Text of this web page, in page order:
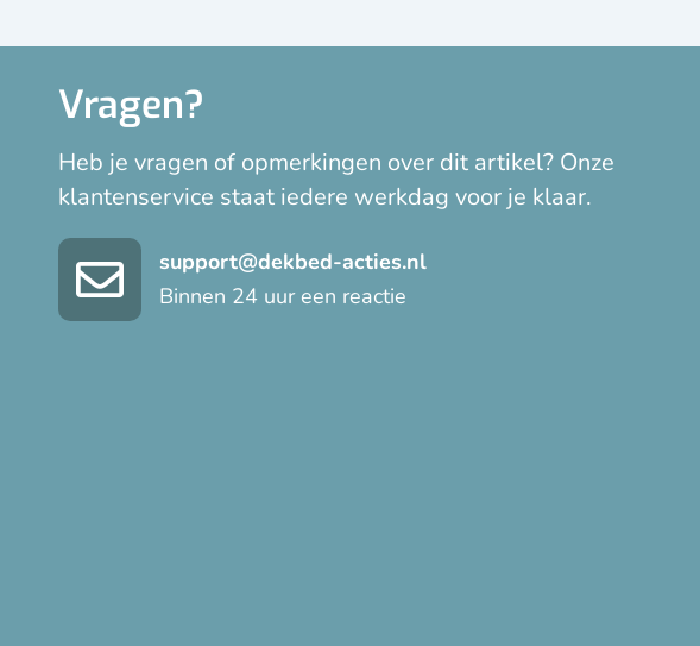
cmVragen?
Heb je vragen of opmerkingen over dit artikel? Onze
klantenservice staat iedere werkdag voor je klaar.
support@dekbed-acties.nl
Binnen 24 uur een reactie
Beddengoed aanbieding
dekbed warmteklasse 2 dekbed winter
dekbed wit
goedkope dekbedden